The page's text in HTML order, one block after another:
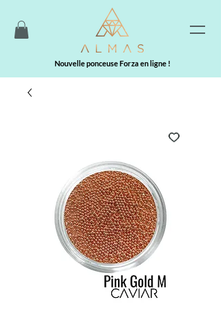
Nouvelle ponceuse Forza en ligne !